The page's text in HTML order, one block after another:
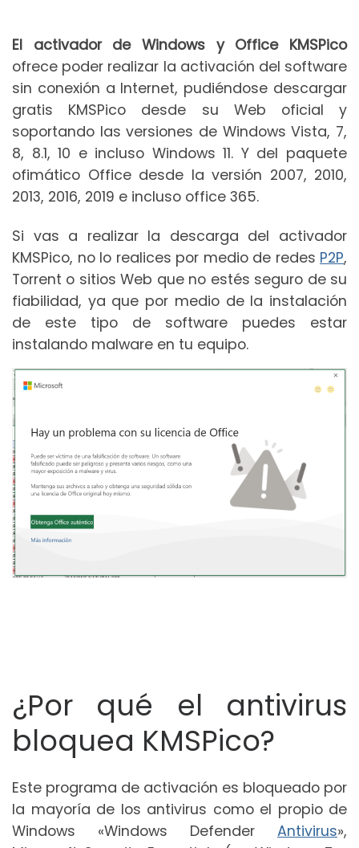
El activador de Windows y Office KMSPico
ofrece poder realizar la activación del software
sin conexión a Internet, pudiéndose descargar
gratis KMSPico desde su Web oficial y
soportando las versiones de Windows Vista, 7,
8, 8.1, 10 e incluso Windows 11. Y del paquete
ofimático Office desde la versión 2007, 2010,
2013, 2016, 2019 e incluso office 365.
Si vas a realizar la descarga del activador
KMSPico, no lo realices por medio de redes P2P,
Torrent o sitios Web que no estés seguro de su
fiabilidad, ya que por medio de la instalación
de este tipo de software puedes estar
instalando malware en tu equipo.
¿Por qué el antivirus
bloquea KMSPico?
Este programa de activación es bloqueado por
la mayoría de los antivirus como el propio de
Windows «Windows Defender Antivirus»,